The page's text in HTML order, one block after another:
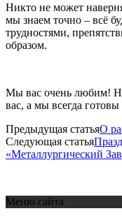
Никто не может
мы знаем точно – всё
трудностями,
образом.
Мы вас очень любим!
вас, а мы всегда
Предыдущая статьяО
Следующая статья
«Металлургический
Меню сайта